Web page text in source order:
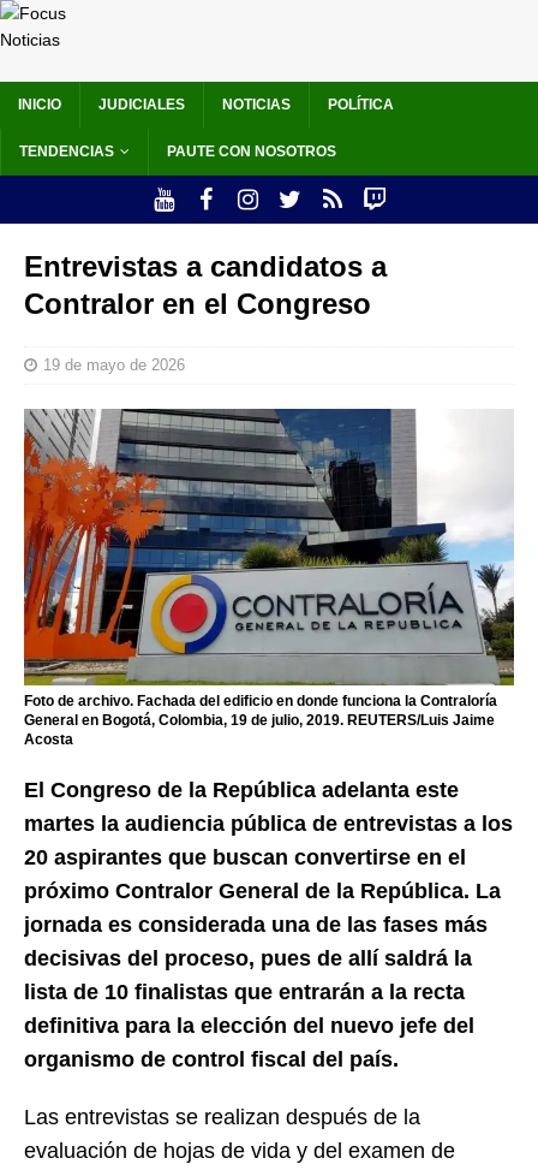
INICIO JUDICIALES NOTICIAS POLÍTICA
TENDENCIAS PAUTE CON NOSOTROS
Entrevistas a candidatos a
Contralor en el Congreso
19 de mayo de 2026
Foto de archivo. Fachada del edificio en donde funciona la Contraloría
General en Bogotá, Colombia, 19 de julio, 2019. REUTERS/Luis Jaime
Acosta
El Congreso de la República adelanta este
martes la audiencia pública de entrevistas a los
20 aspirantes que buscan convertirse en el
próximo Contralor General de la República. La
jornada es considerada una de las fases más
decisivas del proceso, pues de allí saldrá la
lista de 10 finalistas que entrarán a la recta
definitiva para la elección del nuevo jefe del
organismo de control fiscal del país.
Las entrevistas se realizan después de la
evaluación de hojas de vida y del examen de